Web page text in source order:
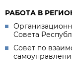
РАБОТА В
Совета
Совет по